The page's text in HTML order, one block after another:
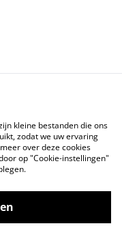
kleine bestanden die ons
zodat we uw ervaring
over deze cookies
op "Cookie-instellingen"